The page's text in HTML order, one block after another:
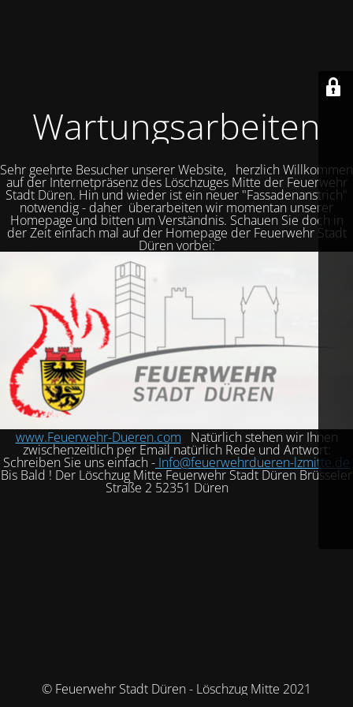
Wartungsarbeiten
Sehr geehrte Besucher unserer Website, herzlich Willkommen
auf der Internetpräsenz des Löschzuges Mitte der Feuerwehr
Stadt Düren. Hin und wieder ist ein neuer "Fassadenanstrich"
notwendig - daher überarbeiten wir momentan unserer
Homepage und bitten um Verständnis. Schauen Sie doch in
der Zeit einfach mal auf der Homepage der Feuerwehr Stadt
Düren vorbei:
www.Feuerwehr-Dueren.com Natürlich stehen wir Ihnen
zwischenzeitlich per Email natürlich Rede und Antwort:
Schreiben Sie uns einfach - Info@feuerwehrdueren-lzmitte.de
Bis Bald ! Der Löschzug Mitte Feuerwehr Stadt Düren Brüsseler
Straße 2 52351 Düren
© Feuerwehr Stadt Düren - Löschzug Mitte 2021